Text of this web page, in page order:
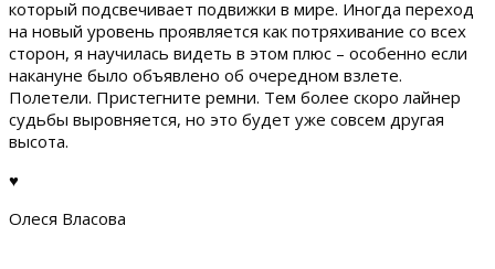
который подсвечивает подвижки в мире. Иногда переход
на новый уровень проявляется как потряхивание со всех
сторон, я научилась видеть в этом плюс – особенно если
накануне было объявлено об очередном взлете.
Полетели. Пристегните ремни. Тем более скоро лайнер
судьбы выровняется, но это будет уже совсем другая
высота.
♥
Олеся Власова